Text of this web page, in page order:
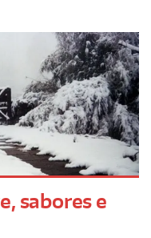
sabores e